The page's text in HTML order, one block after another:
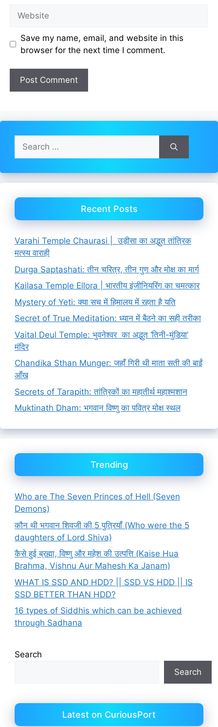
Save my name, email, and website in this
browser for the next time I comment.
Search
for:
Recent Posts
Varahi Temple Chaurasi | उड़ीसा का अद्भुत तांत्रिक
मत्स्य वाराही
Durga Saptashati: तीन चरित्र, तीन गुण और मोक्ष का मार्ग
Kailasa Temple Ellora | भारतीय इंजीनियरिंग का चमत्कार
Mystery of Yeti: क्या सच में हिमालय में रहता है यति
Secret of True Meditation: ध्यान में बैठने का सही तरीका
Vaital Deul Temple: भुवनेश्वर का अद्भुत ‘तिनी-मुंडिया’
मंदिर
Chandika Sthan Munger: जहाँ गिरी थी माता सती की बाईं
आँख
Secrets of Tarapith: तांत्रिकों का महातीर्थ महाश्मशान
Muktinath Dham: भगवान विष्णु का पवित्र मोक्ष स्थल
Trending
Who are The Seven Princes of Hell (Seven
Demons)
कौन थी भगवान शिवजी की 5 पुत्रियाँ (Who were the 5
daughters of Lord Shiva)
कैसे हुई ब्रह्मा, विष्णु और महेश की उत्पत्ति (Kaise Hua
Brahma, Vishnu Aur Mahesh Ka Janam)
WHAT IS SSD AND HDD? || SSD VS HDD || IS
SSD BETTER THAN HDD?
16 types of Siddhis which can be achieved
through Sadhana
Search
Search
Latest on CuriousPort